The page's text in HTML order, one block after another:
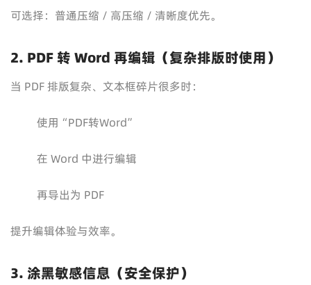
可选择：普通压缩 / 高压缩 / 清晰度优先。
2. PDF 转 Word 再编辑（复杂排版时使用）
当 PDF 排版复杂、文本框碎片很多时：
使用“PDF转Word”
在 Word 中进行编辑
再导出为 PDF
提升编辑体验与效率。
3. 涂黑敏感信息（安全保护）